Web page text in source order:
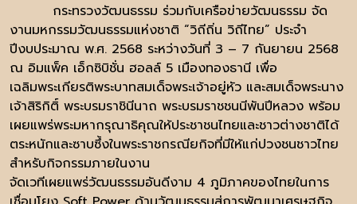
กระทรวงวัฒนธรรม ร่วมกับเครือข่ายวัฒนธรรม จัด
งานมหกรรมวัฒนธรรมแห่งชาติ “วิถีถิ่น วิถีไทย” ประจำ
ปีงบประมาณ พ.ศ. 2568 ระหว่างวันที่ 3 – 7 กันยายน 2568
ณ อิมแพ็ค เอ็กซิบิชั่น ฮอลล์ 5 เมืองทองธานี เพื่อ
เฉลิมพระเกียรติพระบาทสมเด็จพระเจ้าอยู่หัว และสมเด็จพระนาง
เจ้าสิริกิติ์ พระบรมราชินีนาถ พระบรมราชชนนีพันปีหลวง พร้อม
เผยแพร่พระมหากรุณาธิคุณให้ประชาชนไทยและชาวต่างชาติได้
ตระหนักและซาบซึ้งในพระราชกรณียกิจที่มีให้แก่ปวงชนชาวไทย
สำหรับกิจกรรมภายในงาน
จัดเวทีเผยแพร่วัฒนธรรมอันดีงาม 4 ภูมิภาคของไทยในการ